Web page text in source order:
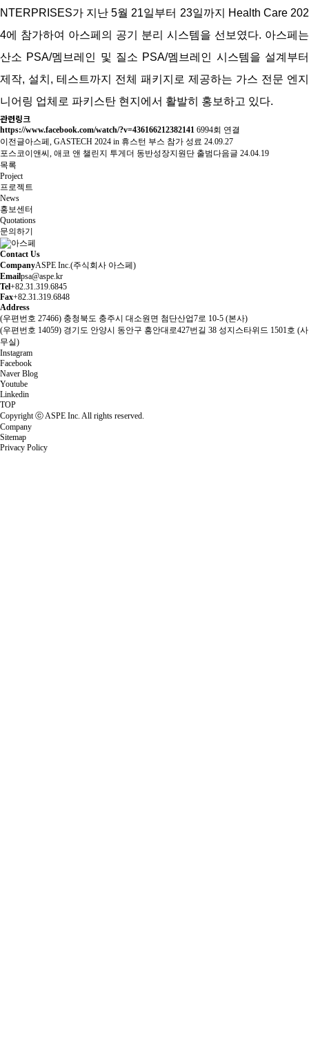
NTERPRISES가 지난 5월 21일부터 23일까지 Health Care 202
4에 참가하여 아스페의 공기 분리 시스템을 선보였다. 아스페는
산소 PSA/멤브레인 및 질소 PSA/멤브레인 시스템을 설계부터
제작, 설치, 테스트까지 전체 패키지로 제공하는 가스 전문 엔지
니어링 업체로 파키스탄 현지에서 활발히 홍보하고 있다.
관련링크
https://www.facebook.com/watch/?v=436166212382141 6994회 연결
이전글아스페, GASTECH 2024 in 휴스턴 부스 참가 성료 24.09.27
포스코이앤씨, 애코 앤 챌린지 투게더 동반성장지원단 출범다음글 24.04.19
목록
Project
프로젝트
News
홍보센터
Quotations
문의하기
Contact Us
CompanyASPE Inc.(주식회사 아스페)
Emailpsa@aspe.kr
Tel+82.31.319.6845
Fax+82.31.319.6848
Address
(우편번호 27466) 충청북도 충주시 대소원면 첨단산업7로 10-5 (본사)
(우편번호 14059) 경기도 안양시 동안구 흥안대로427번길 38 성지스타위드 1501호 (사
무실)
Instagram
Facebook
Naver Blog
Youtube
Linkedin
TOP
Copyright ⓒ ASPE Inc. All rights reserved.
Company
Sitemap
Privacy Policy